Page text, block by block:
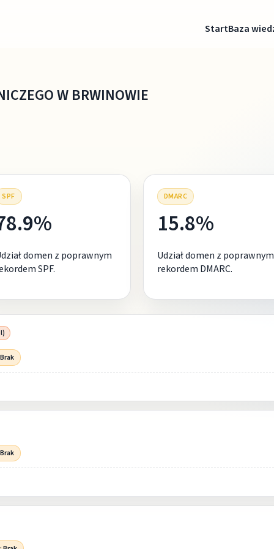
StartBaza
W BRWINOWIE
SPF
domen z poprawnym
SPF.
DMARC
15.8%
Udział domen z poprawnym
rekordem DMARC.